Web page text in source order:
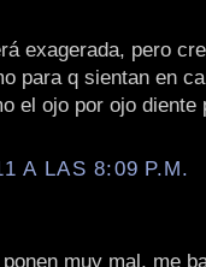
exagerada, pero
para q sientan en
el ojo por ojo diente
A LAS 8:09 P.M.
muy mal, me